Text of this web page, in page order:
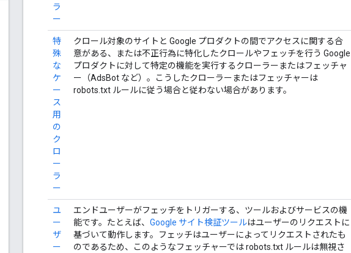
ラ
ー
特
殊
な
ケ
ー
ス
用
の
ク
ロ
ー
ラ
ー
クロール対象のサイトと Google プロダクトの間でアクセスに関する合
意がある、または不正行為に特化したクロールやフェッチを行う Google
プロダクトに対して特定の機能を実行するクローラーまたはフェッチャ
ー（AdsBot など）。こうしたクローラーまたはフェッチャーは
robots.txt ルールに従う場合と従わない場合があります。
ユ
ー
ザ
ー
エンドユーザーがフェッチをトリガーする、ツールおよびサービスの機
能です。たとえば、 Google サイト検証ツールはユーザーのリクエストに
基づいて動作します。フェッチはユーザーによってリクエストされたも
のであるため、このようなフェッチャーでは robots.txt ルールは無視さ